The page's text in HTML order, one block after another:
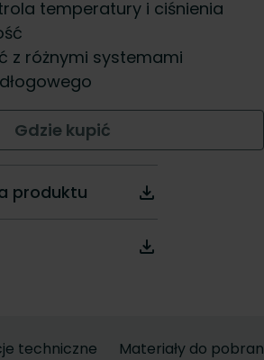
temperatury i ciśnienia
z różnymi systemami
Gdzie kupić
produktu
techniczne Materiały do